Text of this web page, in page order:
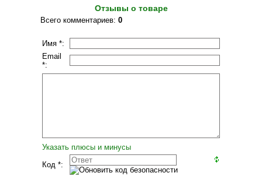
Отзывы о товаре
Всего комментариев: 0
Имя *:
Email
*:
Указать плюсы и минусы
Код *: